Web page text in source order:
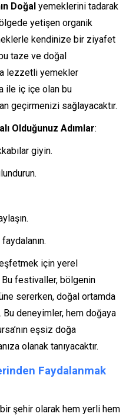
Doğal yemeklerini tadarak
yetişen organik
kendinize bir ziyafet
taze ve doğal
lezzetli yemekler
ile iç içe olan bu
geçirmenizi sağlayacaktır.
Olduğunuz Adımlar:
giyin.
için yerel
Bu festivaller, bölgenin
sererken, doğal ortamda
Bu deneyimler, hem doğaya
eşsiz doğa
olanak tanıyacaktır.
Faydalanmak
şehir olarak hem yerli hem